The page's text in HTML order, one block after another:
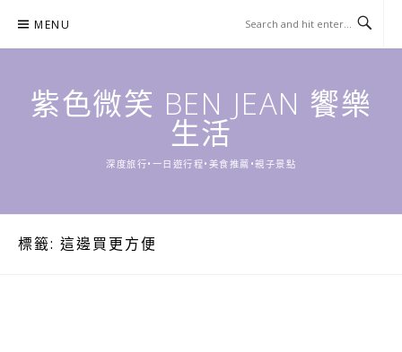
content
MENU
紫色微笑 BEN JEAN 饗樂
生活
深度旅行•一日遊行程•美食推薦•親子景點
標籤: 這邊買更方便